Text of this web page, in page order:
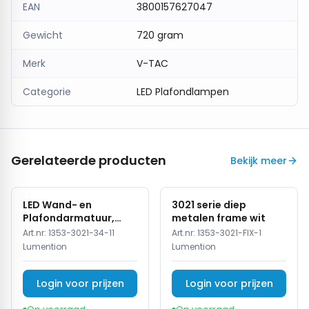
lagere energiekosten.
DeV-TAC LED Plafondlamp 12W – 2-Lichts –
energiezuinige keuze voor comfortabele en
betrouwbare verlichting in huis.
EAN 3800157627047
Gewicht 720 gram
Merk V-TAC
Categorie LED Plafondlampen
Gerelateerde producten Bekijk meer
LED Wand- en
Plafondarmatuur,
15W, 3CCT, Sensor,
IP54, Wit
Art.nr: 1353-3021-34-11
Lumention
Login voor prijzen
3021 serie diep
metalen frame wit
Art.nr: 1353-3021-FIX-1
Lumention
Login voor prijzen